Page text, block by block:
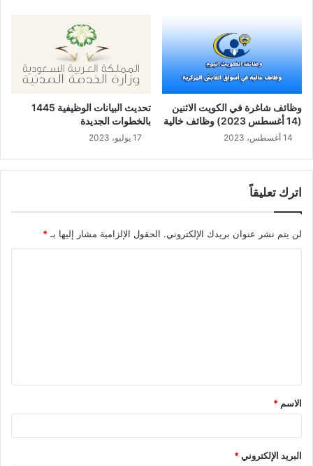
وظائف شاغرة في الكويت الاثنين
(14 أغسطس 2023) وظائف خالية
14 أغسطس، 2023
تحديث البيانات الوظيفية 1445
بالخطوات الجديدة
17 يوليو، 2023
اترك تعليقاً
لن يتم نشر عنوان بريدك الإلكتروني. الحقول الإلزامية مشار إليها بـ*
ق
*
الاسم *
البريد الإلكتروني*